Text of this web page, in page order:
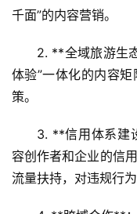
千面”的内容营销。
2. **全域旅游生
体验”一体化的内容
策。
3. **信用体系建
容创作者和企业的信
流量扶持，对违规行